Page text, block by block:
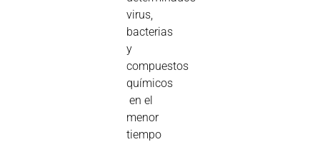
virus,
bacterias
y
compuestos
químicos
 en el
menor
tiempo